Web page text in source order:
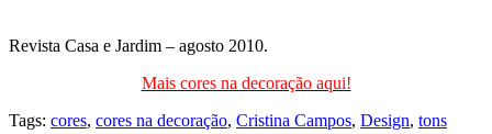
Revista Casa e Jardim – agosto 2010.
Mais cores na decoração aqui!
Tags: cores, cores na decoração, Cristina Campos, Design, tons